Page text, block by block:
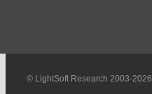
© LightSoft Research 2003-2026